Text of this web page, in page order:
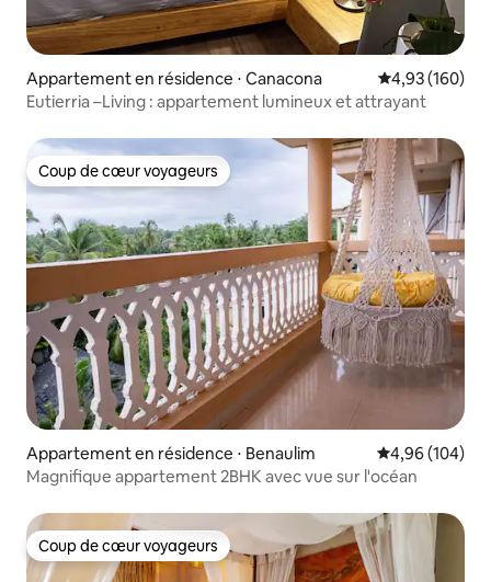
Appartement en résidence ⋅ Canacona Évaluation
4,93 (160)
Eutierria –Living : appartement lumineux et attrayant
Coup de cœur voyageurs
Coup de cœur voyageurs
Appartement en résidence ⋅ Benaulim Évaluation
4,96 (104)
Magnifique appartement 2BHK avec vue sur l'océan
Coup de cœur voyageurs
Coup de cœur voyageurs